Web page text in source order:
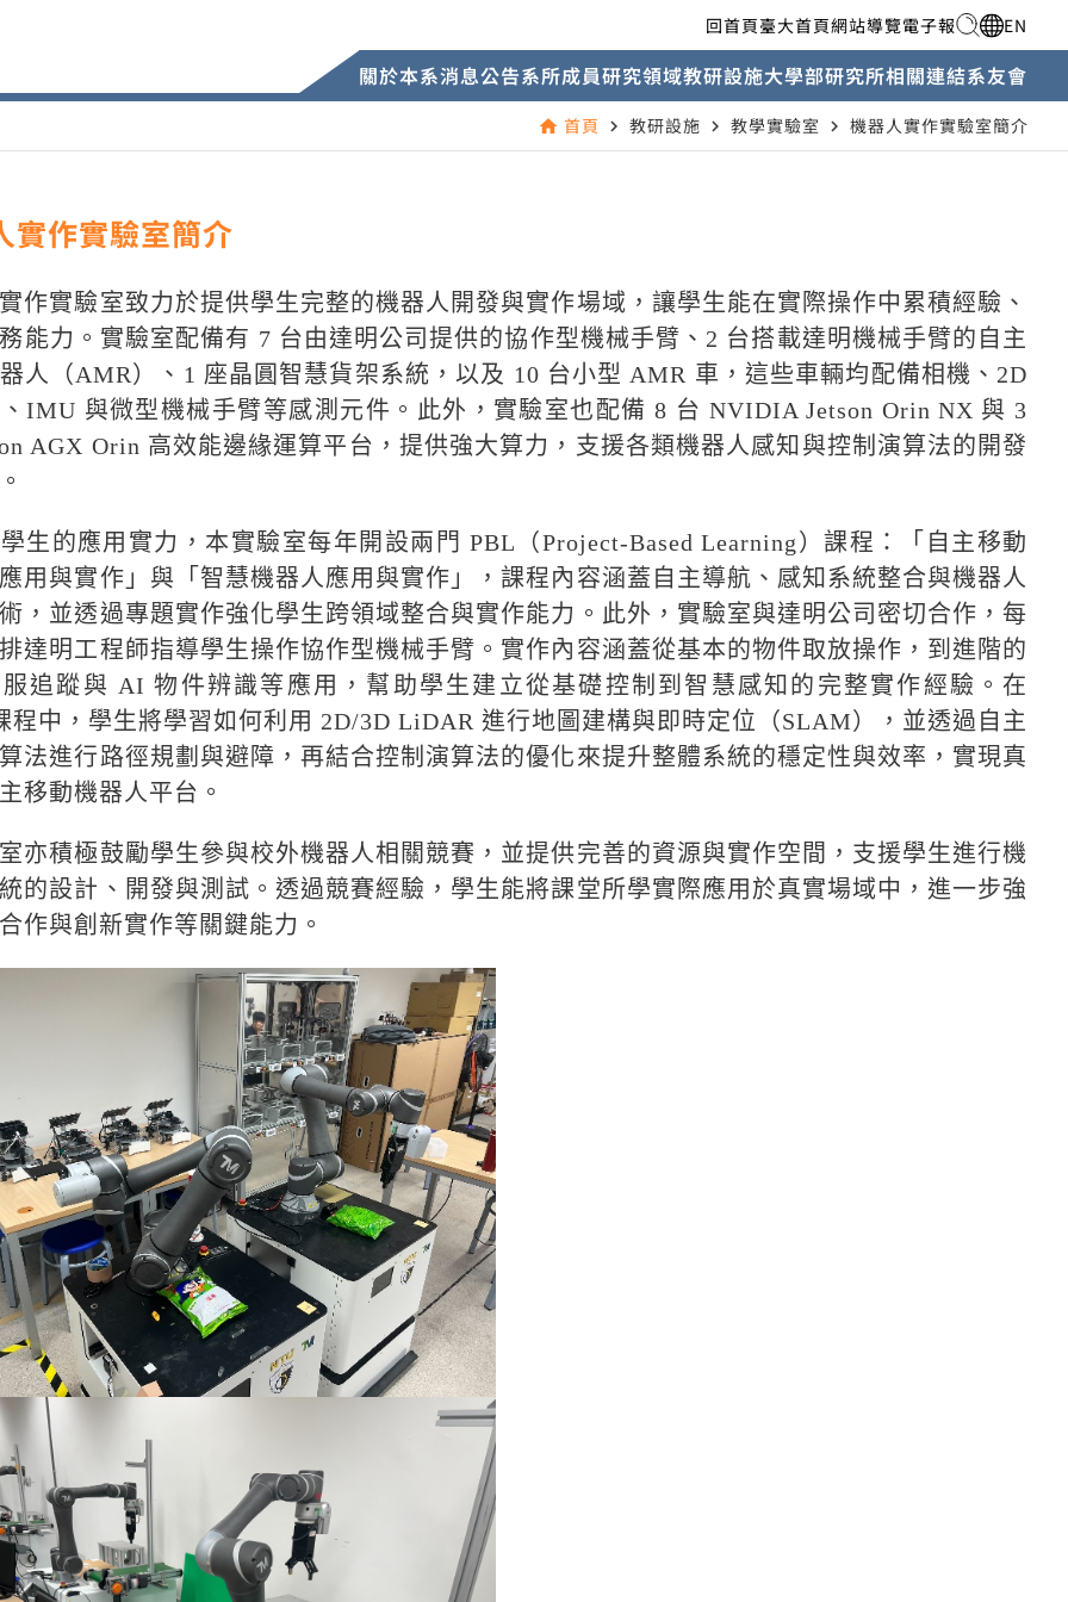
回首頁臺大首頁網站導覽電子報 EN
關於本系消息公告系所成員研究領域教研設施大學部研究所相關連結系友會
home 首頁 navigate_next 教研設施 navigate_next 教學實驗室 navigate_next 機器人實作實驗室簡介
實作實驗室簡介
作實驗室致力於提供學生完整的機器人開發與實作場域，讓學生能在實際操作中累積經驗、
能力。實驗室配備有 7 台由達明公司提供的協作型機械手臂、2 台搭載達明機械手臂的自主
人（AMR）、1 座晶圓智慧貨架系統，以及 10 台小型 AMR 車，這些車輛均配備相機、2D
IMU 與微型機械手臂等感測元件。此外，實驗室也配備 8 台 NVIDIA Jetson Orin NX 與 3
AGX Orin 高效能邊緣運算平台，提供強大算力，支援各類機器人感知與控制演算法的開發
生的應用實力，本實驗室每年開設兩門 PBL（Project-Based Learning）課程：「自主移動
用與實作」與「智慧機器人應用與實作」，課程內容涵蓋自主導航、感知系統整合與機器人
，並透過專題實作強化學生跨領域整合與實作能力。此外，實驗室與達明公司密切合作，每
達明工程師指導學生操作協作型機械手臂。實作內容涵蓋從基本的物件取放操作，到進階的
追蹤與 AI 物件辨識等應用，幫助學生建立從基礎控制到智慧感知的完整實作經驗。在
程中，學生將學習如何利用 2D/3D LiDAR 進行地圖建構與即時定位（SLAM），並透過自主
法進行路徑規劃與避障，再結合控制演算法的優化來提升整體系統的穩定性與效率，實現真
移動機器人平台。
亦積極鼓勵學生參與校外機器人相關競賽，並提供完善的資源與實作空間，支援學生進行機
的設計、開發與測試。透過競賽經驗，學生能將課堂所學實際應用於真實場域中，進一步強
作與創新實作等關鍵能力。